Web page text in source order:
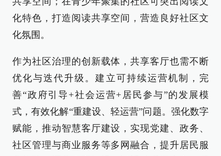
化特色，打造阅读共享空间，营造良好社区文
化氛围。
作为社区治理的创新载体，共享客厅也需不断
优化与迭代升级。建立可持续运营机制，完
善“政府引导+社会运营+居民参与”的发展模
式，有效化解“重建设、轻运营”问题。强化数字
赋能，推动智慧客厅建设，实现党建、政务、
社区管理与商业服务等多网融合，提升居民服